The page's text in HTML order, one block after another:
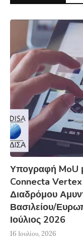
Υπογραφή MoU
Connecta Vertex
Διαδρόμου
Βασιλείου/
Ιούλιος 2026
16 Ιουλίου, 2026